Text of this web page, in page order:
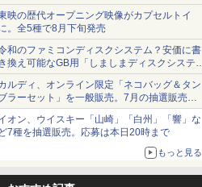
ョーツは1990円に
映の歴代オープニング映像がカプセルトイ
。全5種で8月下旬発売
和のファミコンディスクシステム？安価に書
換え可能なGB用「しましまディスクシステ
」
ルディ、オンライン限定「ネコバッグ＆タン
ラーセット」を一般販売。7月の抽選販売の
選無効分
オン、ウイスキー「山崎」「白州」「響」な
7種を抽選販売。応募は本日20時まで
もっと見る